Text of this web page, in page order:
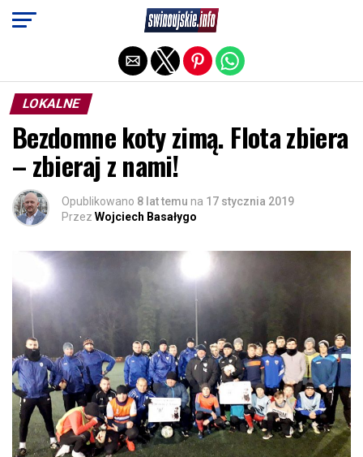
LOKALNE
Bezdomne koty zimą. Flota zbiera
– zbieraj z nami!
Opublikowano 8 lat temu na 17 stycznia 2019
Przez Wojciech Basałygo
Exit mobile version